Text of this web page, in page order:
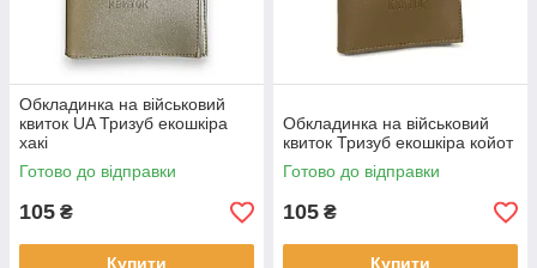
Обкладинка на військовий
квиток UA Тризуб екошкіра
хакі
Готово до відправки
105 ₴
Купити
Обкладинка на військовий
квиток Тризуб екошкіра койот
Готово до відправки
105 ₴
Купити